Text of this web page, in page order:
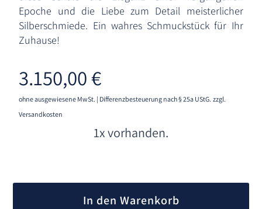
Epoche und die Liebe zum Detail meisterlicher
Silberschmiede. Ein wahres Schmuckstück für Ihr
Zuhause!
3.150,00€
ohne ausgewiesene MwSt. | Differenzbesteuerung nach § 25a UStG. zzgl.
Versandkosten
1x vorhanden.
In den Warenkorb